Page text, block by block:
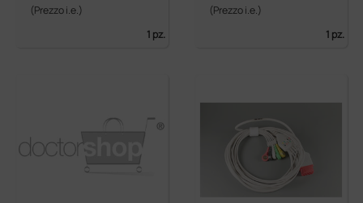
(Prezzo i.e.)
1 pz.
(Prezzo i.e.)
1 pz.